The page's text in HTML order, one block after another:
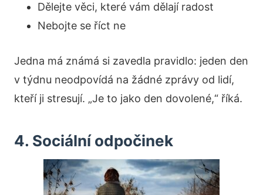
Dělejte věci, které vám dělají radost
Nebojte se říct ne
Jedna má známá si zavedla pravidlo: jeden den
v týdnu neodpovídá na žádné zprávy od lidí,
kteří ji stresují. „Je to jako den dovolené,“ říká.
4. Sociální odpočinek